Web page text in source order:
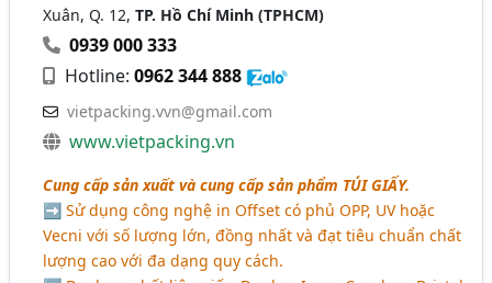
Xuân, Q. 12,TP. Hồ Chí Minh (TPHCM)
0939 000 333
Hotline:0962 344 888
vietpacking.vvn@gmail.com
www.vietpacking.vn
Cung cấp sản xuất và cung cấp sản phẩm TÚI GIẤY.
➡ Sử dụng công nghệ in Offset có phủ OPP, UV hoặc
Vecni với số lượng lớn, đồng nhất và đạt tiêu chuẩn chất
lượng cao với đa dạng quy cách.